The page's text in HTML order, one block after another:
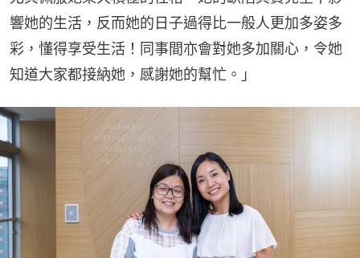
響她的生活，反而她的日子過得比一般人更加多姿多
彩，懂得享受生活！同事間亦會對她多加關心，令她
知道大家都接納她，感謝她的幫忙。」